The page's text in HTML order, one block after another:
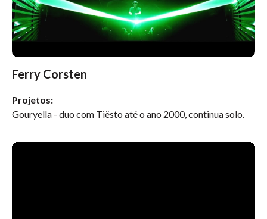
Ferry Corsten
Projetos:
Gouryella - duo com Tiësto até o ano 2000, continua solo.